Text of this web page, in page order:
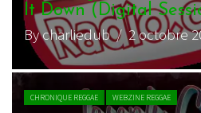
Manudigital – La
By charliedub/ 30 mars
VIDEO REGGAE WEBZINE REGGAE